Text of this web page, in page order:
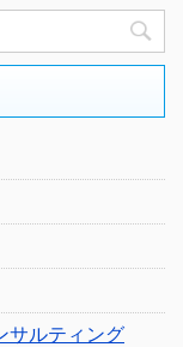
サルティング